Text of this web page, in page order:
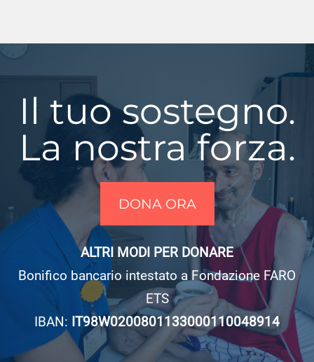
Il tuo sostegno.
La nostra forza.
DONA ORA
ALTRI MODI PER DONARE
Bonifico bancario intestato a Fondazione FARO
ETS
IBAN: IT98W0200801133000110048914